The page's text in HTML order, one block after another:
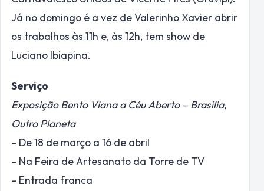
Já no domingo é a vez de Valerinho Xavier abrir
os trabalhos às 11h e, às 12h, tem show de
Luciano Ibiapina.
Serviço
Exposição Bento Viana a Céu Aberto – Brasília,
Outro Planeta
– De 18 de março a 16 de abril
– Na Feira de Artesanato da Torre de TV
– Entrada franca